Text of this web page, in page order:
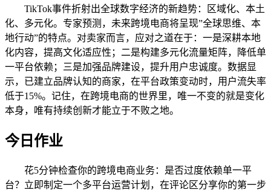
TikTok事件折射出全球数字经济的新趋势：区域化、本土
化、多元化。专家预测，未来跨境电商将呈现”全球思维、本
地行动”的特点。对卖家而言，应对之道在于：一是深耕本地
化内容，提高文化适应性；二是构建多元化流量矩阵，降低单
一平台依赖；三是加强品牌建设，提升用户忠诚度。数据显
示，已建立品牌认知的商家，在平台政策变动时，用户流失率
低于15%。记住，在跨境电商的世界里，唯一不变的就是变化
本身，唯有持续创新才能立于不败之地。
今日作业
花5分钟检查你的跨境电商业务：是否过度依赖单一平
台？立即制定一个多平台运营计划，在评论区分享你的第一步